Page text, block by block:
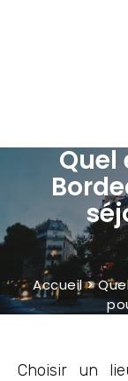
Quel
Accueil>
Choisir un